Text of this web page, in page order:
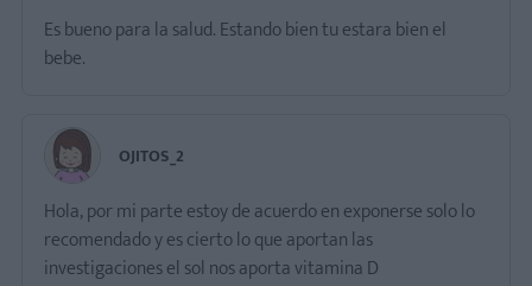
Es bueno para la salud. Estando bien tu estara bien el
bebe.
OJITOS_2
Hola, por mi parte estoy de acuerdo en exponerse solo lo
recomendado y es cierto lo que aportan las
investigaciones el sol nos aporta vitamina D